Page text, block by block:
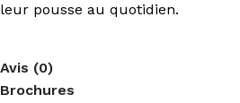
leur pousse au quotidien.
Avis (0)
Brochures